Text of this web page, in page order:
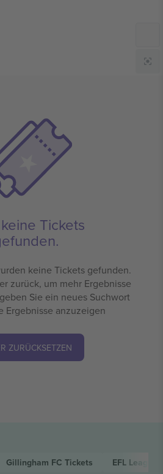
Tickets
keine Tickets gefunden.
zurück, um mehr Ergebnisse
Sie ein neues Suchwort
Ergebnisse anzuzeigen
ZURÜCKSETZEN
Gillingham FC Tickets EFL League